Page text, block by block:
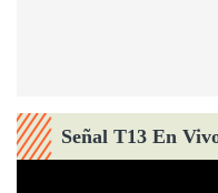
Señal T13 En